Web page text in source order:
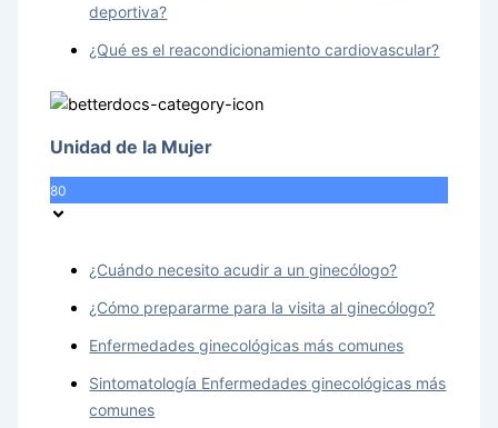
deportiva?
¿Qué es el reacondicionamiento cardiovascular?
Unidad de la Mujer
80
¿Cuándo necesito acudir a un ginecólogo?
¿Cómo prepararme para la visita al ginecólogo?
Enfermedades ginecológicas más comunes
Sintomatología Enfermedades ginecológicas más
comunes